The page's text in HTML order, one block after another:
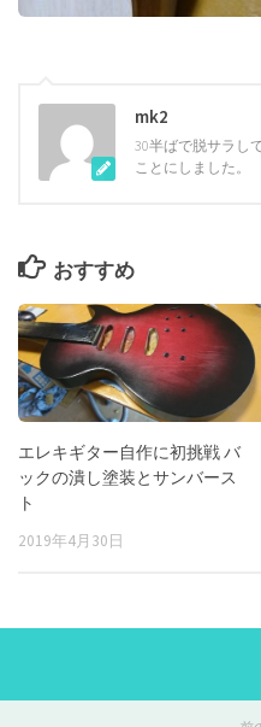
mk2
30半ばで脱サラし
ことにしました。
おすすめ
エレキギター自作に初挑戦 バ
ックの潰し塗装とサンバース
ト
2019年4月30日